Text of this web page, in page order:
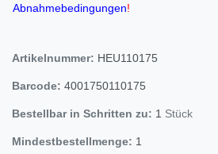
Abnahmebedingungen!
Artikelnummer: HEU110175
Barcode: 4001750110175
Bestellbar in Schritten zu: 1 Stück
Mindestbestellmenge: 1